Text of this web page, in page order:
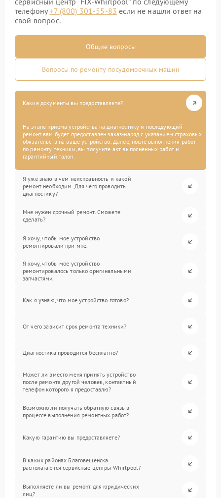
телефону+7 (800) 301-55-83 если не нашли ответ на
свой вопрос.
Общие вопросы
Вопросы по ремонту посудомоечных машин
Какие документы вы предоставляете?
На этапе приема устройства на диагностику и последующий
ремонт вам будет предоставлен заказ-наряд с указанием страховых
обязательств на ваше устройство. Далее, после выполнения работ
по ремонту техники, вы получите акт выполненных работ и
гарантийный талон.
Я уже знаю в чем неисправность и какой
ремонт необходим. Для чего проводить
диагностику?
Мне нужен срочный ремонт. Сможете
сделать?
Я хочу, чтобы мое устройство
ремонтировали при мне.
Я хочу, чтобы мое устройство
ремонтировалось только оригинальными
запчастями.
Как я узнаю, что мое устройство готово?
От чего зависит срок ремонта техники?
Диагностика проводится бесплатно?
Может ли вместо меня принять устройство
после ремонта другой человек, контактный
телефон которого я предоставлю?
Возможно ли получать обратную связь в
процессе выполнения ремонтных работ?
Какую гарантию вы предоставляете?
В каких районах Благовещенска
располагаются сервисные центры Whirlpool?
Выполняете ли вы ремонт для юридических
лиц?